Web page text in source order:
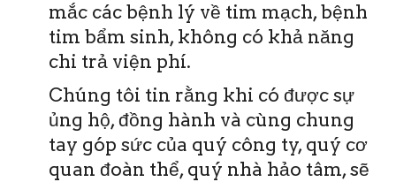
mắc các bệnh lý về tim mạch, bệnh
tim bẩm sinh, không có khả năng
chi trả viện phí.
Chúng tôi tin rằng khi có được sự
ủng hộ, đồng hành và cùng chung
tay góp sức của quý công ty, quý cơ
quan đoàn thể, quý nhà hảo tâm, sẽ